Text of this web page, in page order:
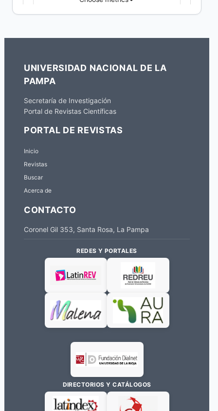
UNIVERSIDAD NACIONAL DE LA
PAMPA
Secretaría de Investigación
Portal de Revistas Científicas
PORTAL DE REVISTAS
Inicio
Revistas
Buscar
Acerca de
CONTACTO
Coronel Gil 353, Santa Rosa, La Pampa
REDES Y PORTALES
DIRECTORIOS Y CATÁLOGOS